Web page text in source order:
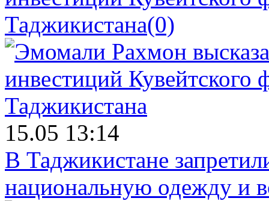
Таджикистана(0)
15.05 13:14
В Таджикистане
национальную одежду и